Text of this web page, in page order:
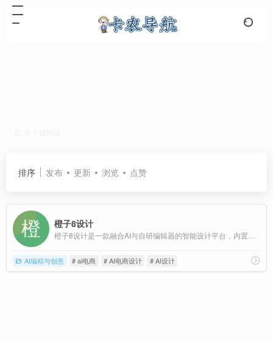
排序 发布 更新 浏览 点赞
橙子8设计
AI编程与创意 # ai电商 # AI电商设计 # AI设计